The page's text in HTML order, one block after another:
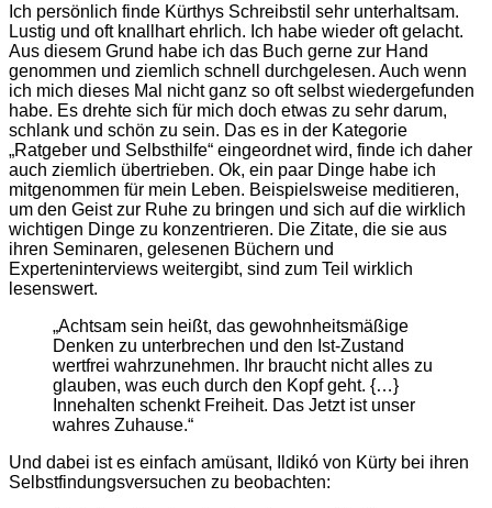
Ich persönlich finde Kürthys Schreibstil sehr unterhaltsam.
Lustig und oft knallhart ehrlich. Ich habe wieder oft gelacht.
Aus diesem Grund habe ich das Buch gerne zur Hand
genommen und ziemlich schnell durchgelesen. Auch wenn
ich mich dieses Mal nicht ganz so oft selbst wiedergefunden
habe. Es drehte sich für mich doch etwas zu sehr darum,
schlank und schön zu sein. Das es in der Kategorie
„Ratgeber und Selbsthilfe“ eingeordnet wird, finde ich daher
auch ziemlich übertrieben. Ok, ein paar Dinge habe ich
mitgenommen für mein Leben. Beispielsweise meditieren,
um den Geist zur Ruhe zu bringen und sich auf die wirklich
wichtigen Dinge zu konzentrieren. Die Zitate, die sie aus
ihren Seminaren, gelesenen Büchern und
Experteninterviews weitergibt, sind zum Teil wirklich
lesenswert.
„Achtsam sein heißt, das gewohnheitsmäßige
Denken zu unterbrechen und den Ist-Zustand
wertfrei wahrzunehmen. Ihr braucht nicht alles zu
glauben, was euch durch den Kopf geht. {…}
Innehalten schenkt Freiheit. Das Jetzt ist unser
wahres Zuhause.“
Und dabei ist es einfach amüsant, Ildikó von Kürty bei ihren
Selbstfindungsversuchen zu beobachten: